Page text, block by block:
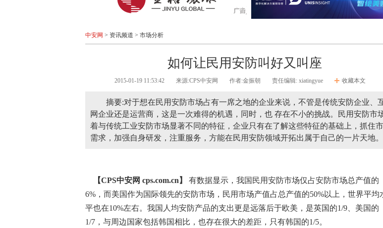
中安网 > 资讯频道 > 市场分析
如何让民用安防叫好又叫座
2015-01-19 11:53:42 来源:CPS中安网 作者:金振朝 责任编辑: xiatingyue 收藏本文
摘要:对于想在民用安防市场占有一席之地的企业来说，不管是传统安防企业、
网企业还是运营商，这是一次难得的机遇，同时，也 存在不小的挑战。民用安防市
着与传统工业安防市场显著不同的特征，企业只有在了解这些特征的基础上，抓住
需求，加强自身研发，注重服务，方能在民用安防领域开拓出属于自己的一片天地。
【CPS中安网 cps.com.cn】 有数据显示，我国民用安防市场仅占安防市场总产值的
6%，而美国作为国际领先的安防市场，民用市场产值占总产值的50%以上，世界平均
平也在10%左右。我国人均安防产品的支出更是远落后于欧美，是英国的1/9、美国的
1/7，与周边国家包括韩国相比，也存在很大的差距，只有韩国的1/5。